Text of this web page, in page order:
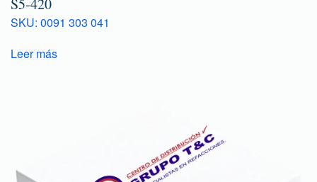
S5-420
SKU: 0091 303 041
Leer más